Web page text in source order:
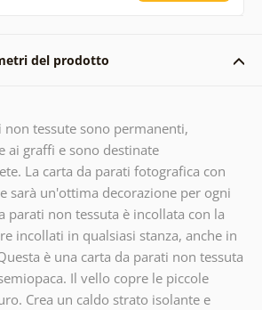
del prodotto
non tessute sono permanenti,
ai graffi e sono destinate
La carta da parati fotografica con
sarà un'ottima decorazione per ogni
parati non tessuta è incollata con la
incollati in qualsiasi stanza, anche in
è una carta da parati non tessuta
Il vello copre le piccole
Crea un caldo strato isolante e